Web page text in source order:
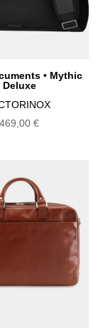
• Mythic
Deluxe
469,00€